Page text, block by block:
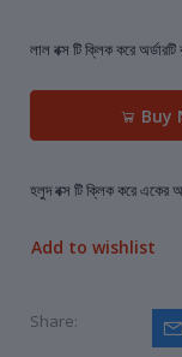
লাল বক্স টি ক্লিক করে
Buy
হলুদ বক্স টি ক্লিক করে
Add to wishlist
Share: